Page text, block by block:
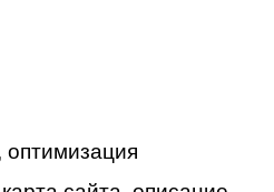
оптимизация